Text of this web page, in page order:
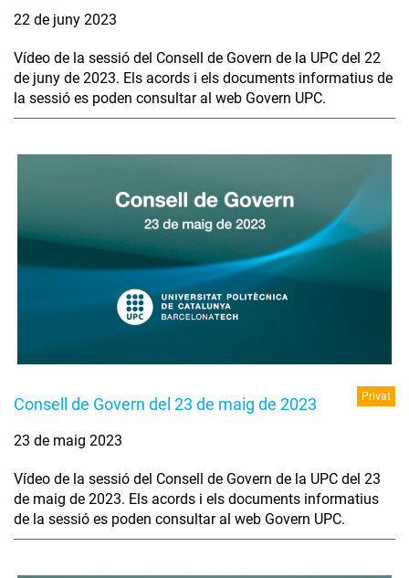
22 de juny 2023
Vídeo de la sessió del Consell de Govern de la UPC del 22
de juny de 2023. Els acords i els documents informatius de
la sessió es poden consultar al web Govern UPC.
Consell de Govern del 23 de maig de 2023 Privat
23 de maig 2023
Vídeo de la sessió del Consell de Govern de la UPC del 23
de maig de 2023. Els acords i els documents informatius
de la sessió es poden consultar al web Govern UPC.